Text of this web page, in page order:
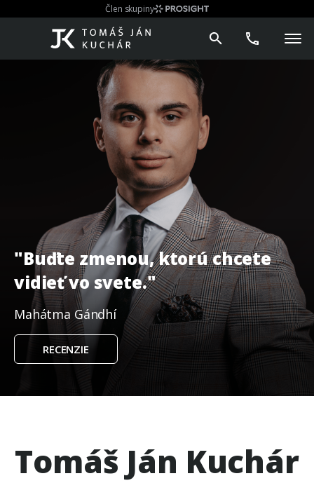
Člen skupiny
"Buďte zmenou, ktorú chcete
vidieť vo svete."
Mahátma Gándhí
RECENZIE
Tomáš Ján Kuchár